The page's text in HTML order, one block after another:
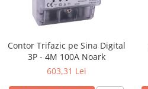
Tablouri Organizare
Cutii Sigurante
Sigurante Automate
Contor Trifazic pe Sina Digital
3P - 4M 100A Noark
603,31 Lei